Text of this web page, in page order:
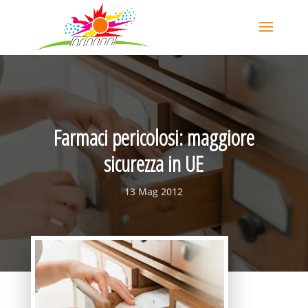
Farmaci pericolosi: maggiore
sicurezza in UE
13 Mag 2012